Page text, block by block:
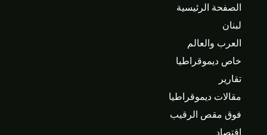
الصفحة الرئيسية
لبنان
العرب والعالم
خاص ديموقراطيا
تقارير
مقالات ديموقراطيا
فوق مقص الرقيب